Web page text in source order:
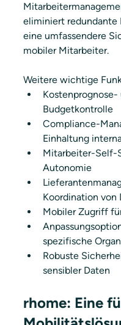
eliminiert redundante
eine umfassendere
mobiler Mitarbeiter.
Weitere wichtige
Budgetkontrolle
Compliance-
Einhaltung
Mitarbeiter-Self-
Autonomie
Koordination von
Mobiler Zugriff
spezifische
Robuste
sensibler Daten
rhome: Eine